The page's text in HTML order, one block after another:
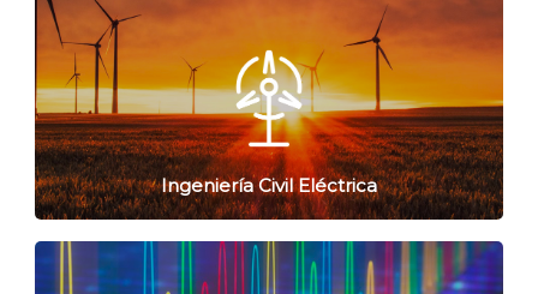
Ingeniería Civil Eléctrica